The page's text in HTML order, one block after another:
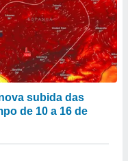
subida das
de 10 a 16 de